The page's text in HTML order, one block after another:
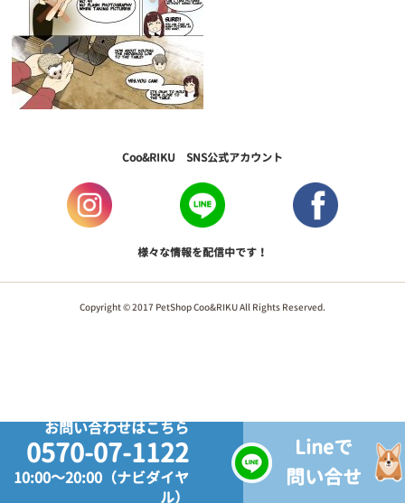
お問い合わせはこちら
0570-07-1122
10:00～20:00（ナビダイヤ
ル）
Lineで
問い合せ
Coo&RIKU SNS公式アカウント
様々な情報を配信中です！
Copyright © 2017 PetShop Coo&RIKU All Rights Reserved.